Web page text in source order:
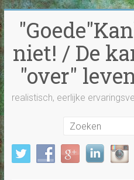
Ga
naar
inhoud
niet! / De
"over"
realistisch, eerlijke